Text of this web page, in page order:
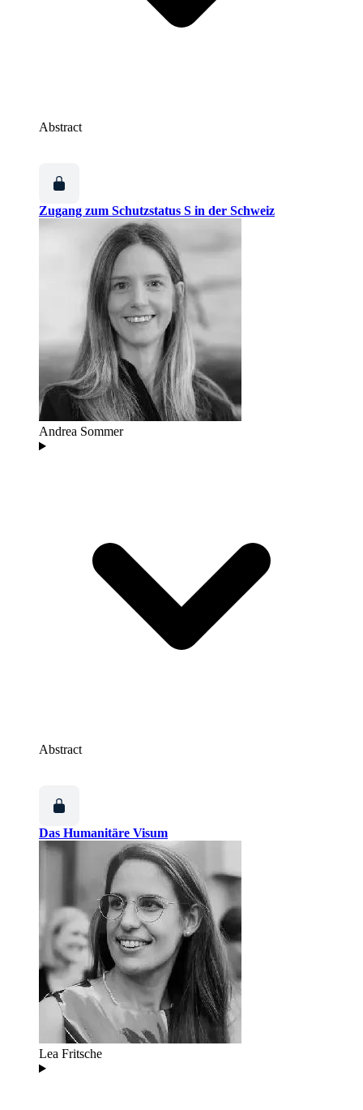
Abstract
Zugang zum Schutzstatus S in der Schweiz
Andrea Sommer
Abstract
Das Humanitäre Visum
Lea Fritsche